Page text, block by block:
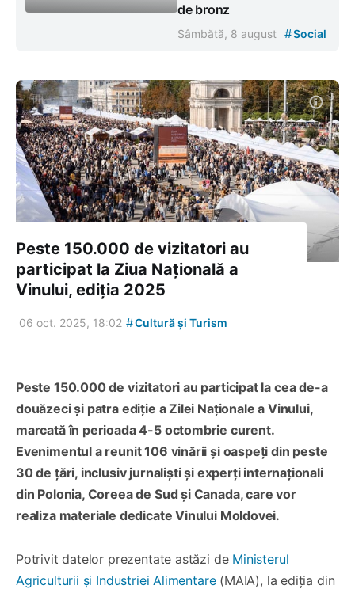
de bronz
Sâmbătă, 8 august #Social
Peste 150.000 de vizitatori au
participat la Ziua Națională a
Vinului, ediția 2025
06 oct. 2025, 18:02 #Cultură și Turism
Peste 150.000 de vizitatori au participat la cea de-a
douăzeci și patra ediție a Zilei Naționale a Vinului,
marcată în perioada 4-5 octombrie curent.
Evenimentul a reunit 106 vinării și oaspeți din peste
30 de țări, inclusiv jurnaliști și experți internaționali
din Polonia, Coreea de Sud și Canada, care vor
realiza materiale dedicate Vinului Moldovei.
Potrivit datelor prezentate astăzi deMinisterul
Agriculturii și Industriei Alimentare(MAIA), la ediția din